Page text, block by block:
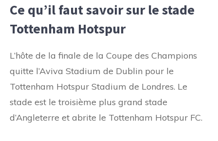
Ce qu’il faut savoir sur le stade
Tottenham Hotspur
L’hôte de la finale de la Coupe des Champions
quitte l’Aviva Stadium de Dublin pour le
Tottenham Hotspur Stadium de Londres. Le
stade est le troisième plus grand stade
d’Angleterre et abrite le Tottenham Hotspur FC.